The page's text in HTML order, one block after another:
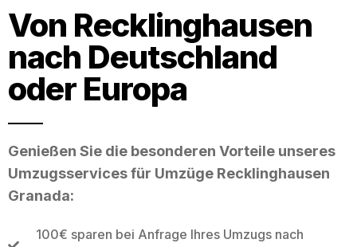
Von Recklinghausen
nach Deutschland
oder Europa
Genießen Sie die besonderen Vorteile unseres
Umzugsservices für Umzüge Recklinghausen
Granada:
100€ sparen bei Anfrage Ihres Umzugs nach